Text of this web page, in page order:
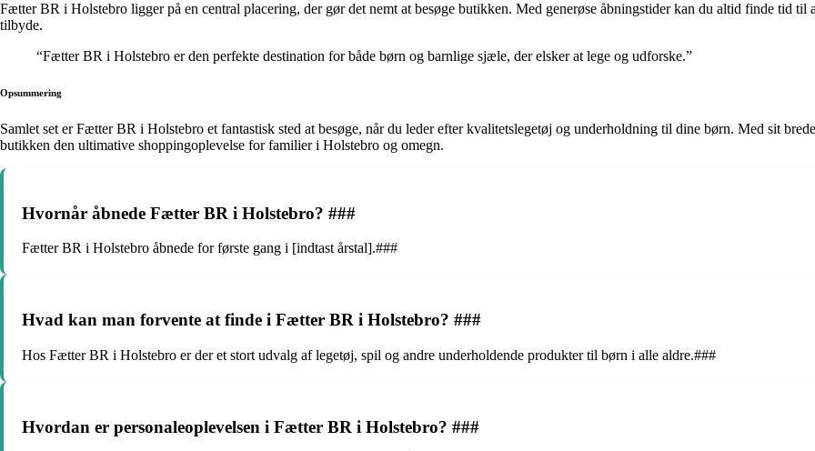
Fætter BR i Holstebro ligger på en central placering, der gør det nemt at besøge butikken. Med generøse åbningstider kan du altid finde tid
tilbyde.
“Fætter BR i Holstebro er den perfekte destination for både børn og barnlige sjæle, der elsker at lege og udforske.”
Opsummering
Samlet set er Fætter BR i Holstebro et fantastisk sted at besøge, når du leder efter kvalitetslegetøj og underholdning til dine børn. Med sit
butikken den ultimative shoppingoplevelse for familier i Holstebro og omegn.
Hvornår åbnede Fætter BR i Holstebro? ###
Fætter BR i Holstebro åbnede for første gang i [indtast årstal].###
Hvad kan man forvente at finde i Fætter BR i Holstebro? ###
Hos Fætter BR i Holstebro er der et stort udvalg af legetøj, spil og andre underholdende produkter til børn i alle aldre.###
Hvordan er personaleoplevelsen i Fætter BR i Holstebro? ###